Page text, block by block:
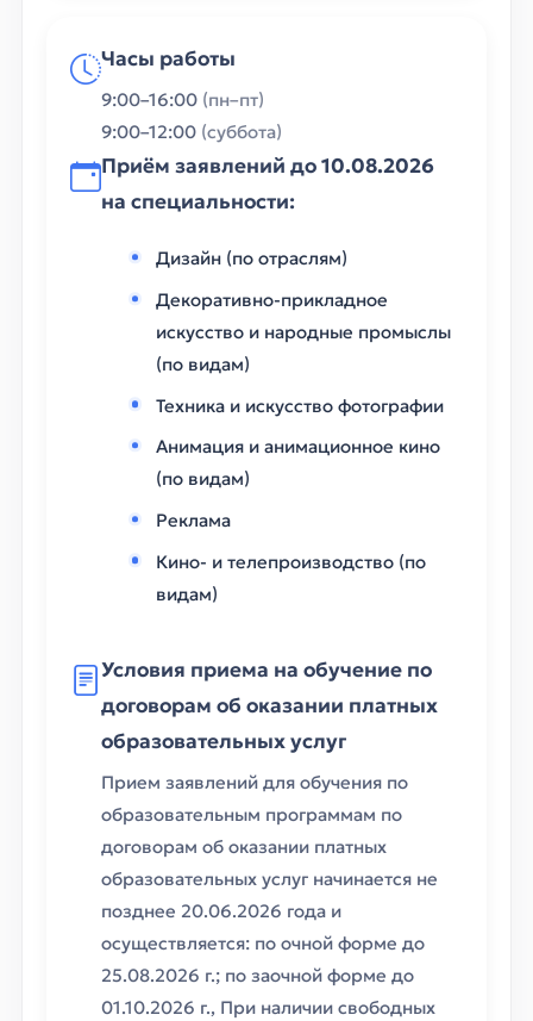
Часы работы
9:00–16:00 (пн–пт)
9:00–12:00 (суббота)
Приём заявлений до10.08.2026
на специальности:
Дизайн (по отраслям)
Декоративно-прикладное
искусство и народные промыслы
(по видам)
Техника и искусство фотографии
Анимация и анимационное кино
(по видам)
Реклама
Кино- и телепроизводство (по
видам)
Условия приема на обучение по
договорам об оказании платных
образовательных услуг
Прием заявлений для обучения по
образовательным программам по
договорам об оказании платных
образовательных услуг начинается не
позднее 20.06.2026 года и
осуществляется: по очной форме до
25.08.2026 г.; по заочной форме до
01.10.2026 г., При наличии свободных